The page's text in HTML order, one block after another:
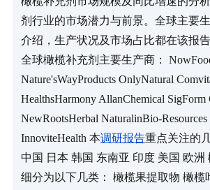
剂行业的市场潜力与前景。全球主要
介绍，生产状况及市场占比都在该报
全球橄榄补充剂主要生产商：
Nature'sWayProducts OnlyNatural
HealthsHarmony AllanChemical SigForm
NewRootsHerbal NaturalinBio-
InnoviteHealth 本调研报告重点关注的
中国 日本 韩国 东南亚 印度 美国 欧洲
细分为以下几类： 橄榄果提取物 橄榄